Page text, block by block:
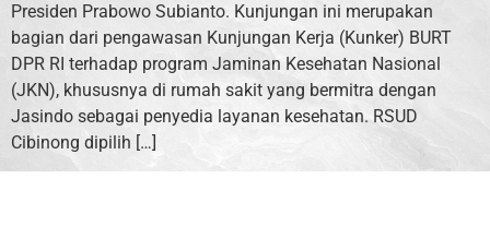
Presiden Prabowo Subianto. Kunjungan ini merupakan
bagian dari pengawasan Kunjungan Kerja (Kunker) BURT
DPR RI terhadap program Jaminan Kesehatan Nasional
(JKN), khususnya di rumah sakit yang bermitra dengan
Jasindo sebagai penyedia layanan kesehatan. RSUD
Cibinong dipilih […]